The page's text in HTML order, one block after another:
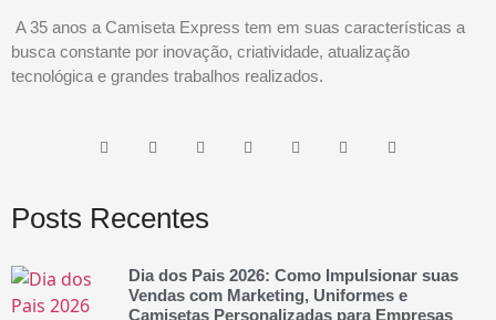
A 35 anos a Camiseta Express tem em suas características a
busca constante por inovação, criatividade, atualização
tecnológica e grandes trabalhos realizados.
Posts Recentes
Dia dos Pais 2026: Como Impulsionar suas
Vendas com Marketing, Uniformes e
Camisetas Personalizadas para Empresas